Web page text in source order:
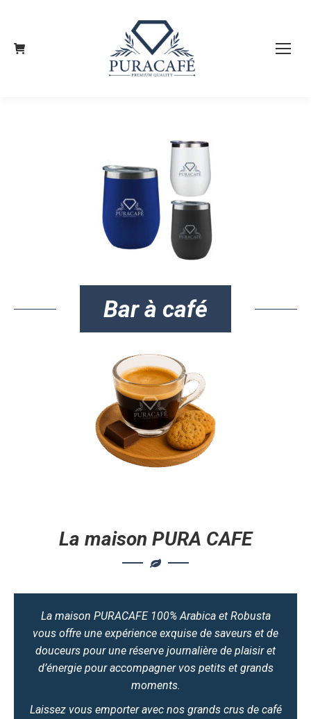
Bar à café
La maison PURA CAFE
La maison PURACAFE 100% Arabica et Robusta
vous offre une expérience exquise de saveurs et de
douceurs pour une réserve journalière de plaisir et
d’énergie pour accompagner vos petits et grands
moments.
Laissez vous emporter avec nos grands crus de café